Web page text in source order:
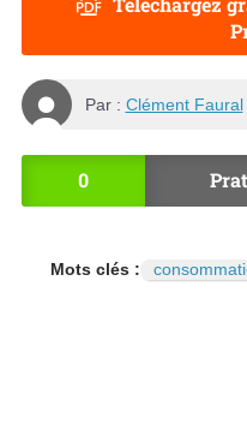
Par : Clément Faural
0
Mots clés :